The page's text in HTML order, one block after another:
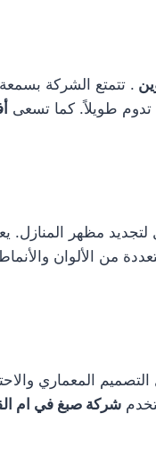
. تتمتع الشركة
تدوم طويلاً. كما تسعى
مظهر المنازل.
من الألوان
المعماري
شركة صبغ في ام